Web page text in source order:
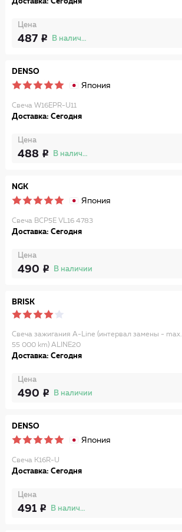
Цена
487 В наличии
DENSO
Япония
Свеча W16EPR-U11
Доставка: Сегодня
Цена
488 В наличии
NGK
Япония
Свеча BCP5E VL16 4783
Доставка: Сегодня
Цена
490 В наличии
BRISK
Свеча зажигания A-Line (интервал замены - max.
55 000 km) ALINE20
Доставка: Сегодня
Цена
490 В наличии
DENSO
Япония
Свеча K16R-U
Доставка: Сегодня
Цена
491 В наличии